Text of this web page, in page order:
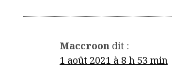
Maccroon dit :
1 août 2021 à 8 h 53 min